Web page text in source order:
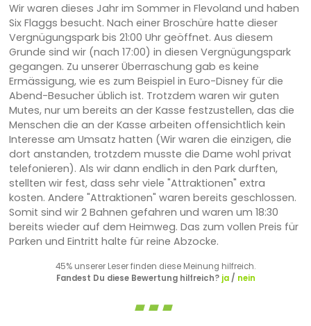
Wir waren dieses Jahr im Sommer in Flevoland und haben
Six Flaggs besucht. Nach einer Broschüre hatte dieser
Vergnügungspark bis 21:00 Uhr geöffnet. Aus diesem
Grunde sind wir (nach 17:00) in diesen Vergnügungspark
gegangen. Zu unserer Überraschung gab es keine
Ermässigung, wie es zum Beispiel in Euro-Disney für die
Abend-Besucher üblich ist. Trotzdem waren wir guten
Mutes, nur um bereits an der Kasse festzustellen, das die
Menschen die an der Kasse arbeiten offensichtlich kein
Interesse am Umsatz hatten (Wir waren die einzigen, die
dort anstanden, trotzdem musste die Dame wohl privat
telefonieren). Als wir dann endlich in den Park durften,
stellten wir fest, dass sehr viele "Attraktionen" extra
kosten. Andere "Attraktionen" waren bereits geschlossen.
Somit sind wir 2 Bahnen gefahren und waren um 18:30
bereits wieder auf dem Heimweg. Das zum vollen Preis für
Parken und Eintritt halte für reine Abzocke.
45% unserer Leser finden diese Meinung hilfreich.
Fandest Du diese Bewertung hilfreich? ja/ nein